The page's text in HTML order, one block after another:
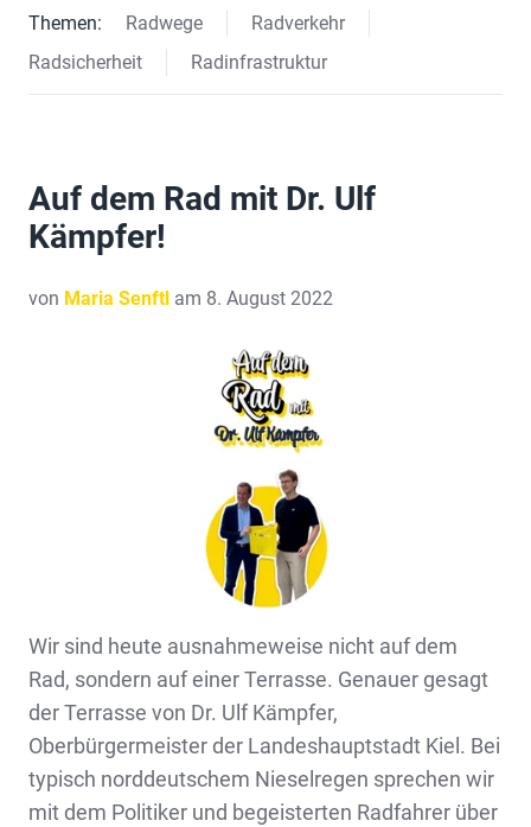
Themen: Radwege
Radverkehr
Radsicherheit
Radinfrastruktur
Auf dem Rad mit Dr. Ulf
Kämpfer!
von Maria Senftl am 8. August 2022
Wir sind heute ausnahmeweise nicht auf dem
Rad, sondern auf einer Terrasse. Genauer gesagt
der Terrasse von Dr. Ulf Kämpfer,
Oberbürgermeister der Landeshauptstadt Kiel. Bei
typisch norddeutschem Nieselregen sprechen wir
mit dem Politiker und begeisterten Radfahrer über